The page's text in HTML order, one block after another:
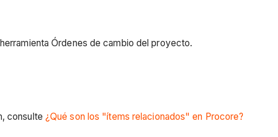
Órdenes de cambio del proyecto.
consulte ¿Qué son los "ítems relacionados" en Procore?